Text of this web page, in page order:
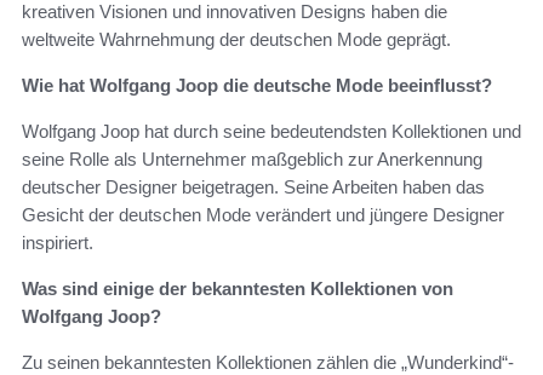
kreativen Visionen und innovativen Designs haben die
weltweite Wahrnehmung der deutschen Mode geprägt.
Wie hat Wolfgang Joop die deutsche Mode beeinflusst?
Wolfgang Joop hat durch seine bedeutendsten Kollektionen und
seine Rolle als Unternehmer maßgeblich zur Anerkennung
deutscher Designer beigetragen. Seine Arbeiten haben das
Gesicht der deutschen Mode verändert und jüngere Designer
inspiriert.
Was sind einige der bekanntesten Kollektionen von
Wolfgang Joop?
Zu seinen bekanntesten Kollektionen zählen die „Wunderkind“-